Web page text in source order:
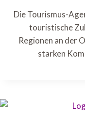
Die Tourismus-
touristische
Regionen an der
starken